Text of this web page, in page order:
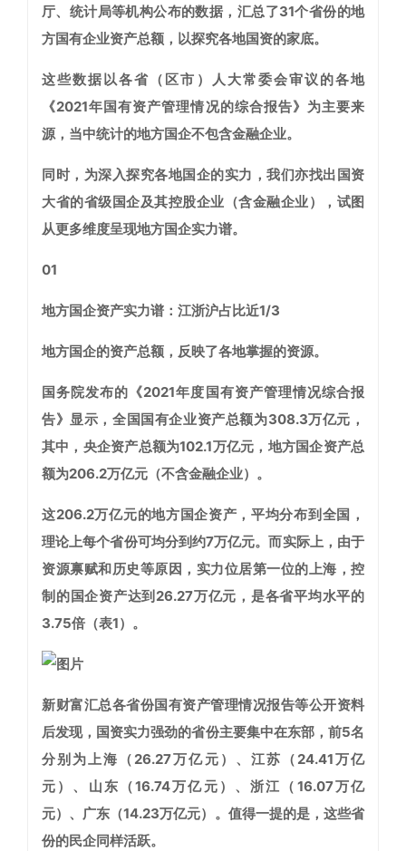
厅、统计局等机构公布的数据，汇总了31个省份的地
方国有企业资产总额，以探究各地国资的家底。
这些数据以各省（区市）人大常委会审议的各地
《2021年国有资产管理情况的综合报告》为主要来
源，当中统计的地方国企不包含金融企业。
同时，为深入探究各地国企的实力，我们亦找出国资
大省的省级国企及其控股企业（含金融企业），试图
从更多维度呈现地方国企实力谱。
01
地方国企资产实力谱：江浙沪占比近1/3
地方国企的资产总额，反映了各地掌握的资源。
国务院发布的《2021年度国有资产管理情况综合报
告》显示，全国国有企业资产总额为308.3万亿元，
其中，央企资产总额为102.1万亿元，地方国企资产总
额为206.2万亿元（不含金融企业）。
这206.2万亿元的地方国企资产，平均分布到全国，
理论上每个省份可均分到约7万亿元。而实际上，由于
资源禀赋和历史等原因，实力位居第一位的上海，控
制的国企资产达到26.27万亿元，是各省平均水平的
3.75倍（表1）。
新财富汇总各省份国有资产管理情况报告等公开资料
后发现，国资实力强劲的省份主要集中在东部，前5名
分别为上海（26.27万亿元）、江苏（24.41万亿
元）、山东（16.74万亿元）、浙江（16.07万亿
元）、广东（14.23万亿元）。值得一提的是，这些省
份的民企同样活跃。